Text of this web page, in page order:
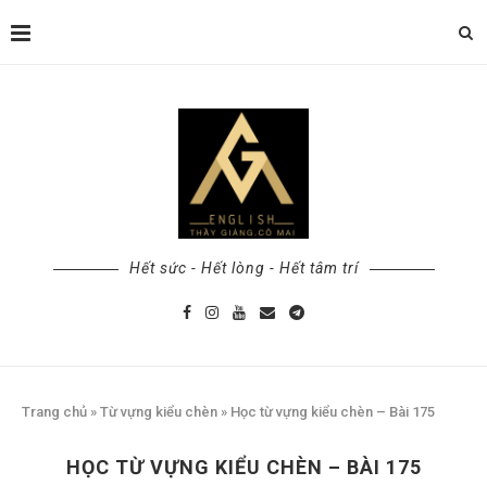
Hết sức - Hết lòng - Hết tâm trí
Trang chủ » Từ vựng kiểu chèn » Học từ vựng kiểu chèn – Bài 175
HỌC TỪ VỰNG KIỂU CHÈN – BÀI 175